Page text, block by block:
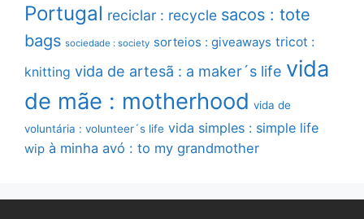
Portugal reciclar : recycle sacos : tote
bags sociedade : society sorteios : giveaways tricot :
knitting vida de artesã : a maker´s life vida
de mãe : motherhood vida de
voluntária : volunteer´s life vida simples : simple life
wip à minha avó : to my grandmother